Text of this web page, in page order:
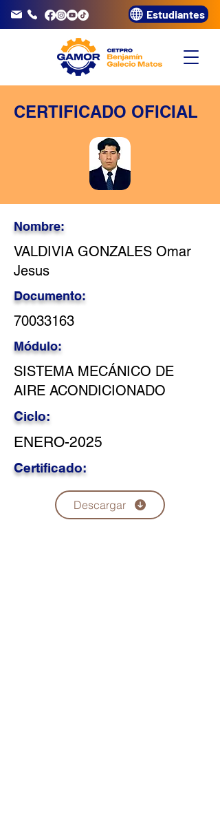
3320072 Estudiantes
CERTIFICADO OFICIAL
Nombre:
VALDIVIA GONZALES Omar
Jesus
Documento:
70033163
Módulo:
SISTEMA MECÁNICO DE
AIRE ACONDICIONADO
Ciclo:
ENERO-2025
Certificado:
Descargar